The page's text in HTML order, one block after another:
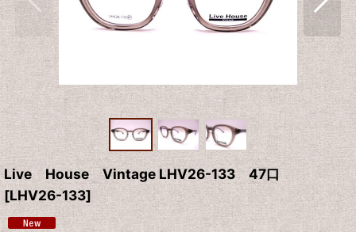
Live House Vintage LHV26-133 47口
[LHV26-133]